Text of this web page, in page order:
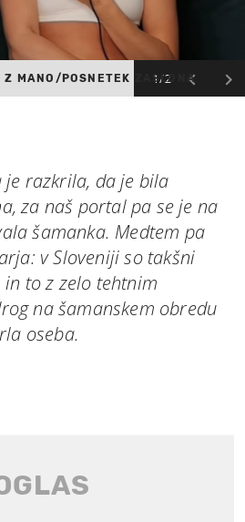
1/2
Z MANO/POSNETEK ZASLONA
je razkrila, da je bila
za naš portal pa se je na
šamanka. Medtem pa
v Sloveniji so takšni
to z zelo tehtnim
na šamanskem obredu
oseba.